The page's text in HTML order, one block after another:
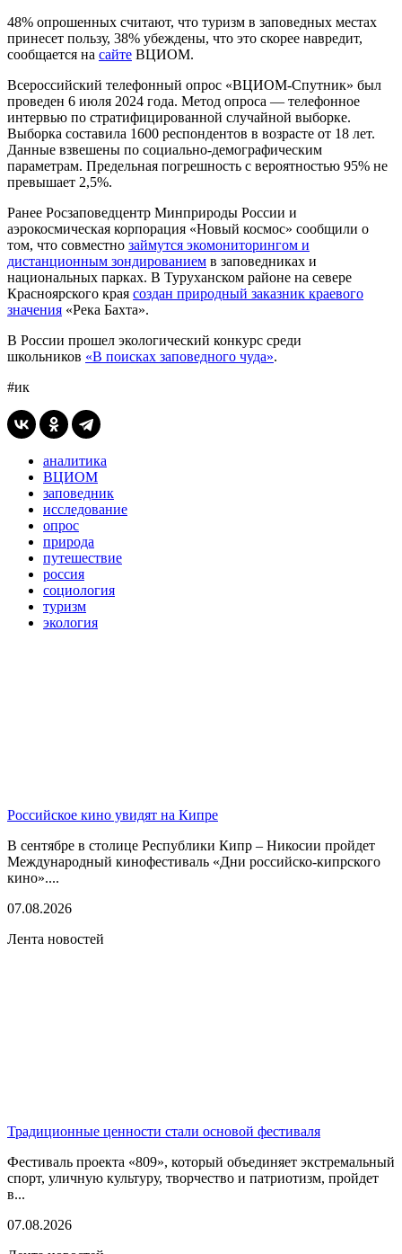
48% опрошенных считают, что туризм в заповедных местах
принесет пользу, 38% убеждены, что это скорее навредит,
сообщается на сайте ВЦИОМ.
Всероссийский телефонный опрос «ВЦИОМ-Спутник» был
проведен 6 июля 2024 года. Метод опроса — телефонное
интервью по стратифицированной случайной выборке.
Выборка составила 1600 респондентов в возрасте от 18 лет.
Данные взвешены по социально-демографическим
параметрам. Предельная погрешность с вероятностью 95% не
превышает 2,5%.
Ранее Росзаповедцентр Минприроды России и
аэрокосмическая корпорация «Новый космос» сообщили о
том, что совместно займутся экомониторингом и
дистанционным зондированием в заповедниках и
национальных парках. В Туруханском районе на севере
Красноярского края создан природный заказник краевого
значения «Река Бахта».
В России прошел экологический конкурс среди
школьников «В поисках заповедного чуда».
#ик
аналитика
ВЦИОМ
заповедник
исследование
опрос
природа
путешествие
россия
социология
туризм
экология
Российское кино увидят на Кипре
В сентябре в столице Республики Кипр – Никосии пройдет
Международный кинофестиваль «Дни российско-кипрского
кино»....
07.08.2026
Лента новостей
Традиционные ценности стали основой фестиваля
Фестиваль проекта «809», который объединяет экстремальный
спорт, уличную культуру, творчество и патриотизм, пройдет
в...
07.08.2026